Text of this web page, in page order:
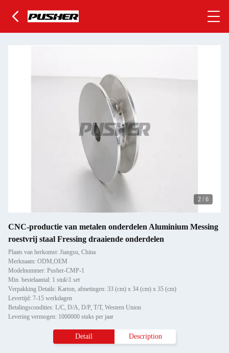
2 / 6
CNC-productie van metalen onderdelen Aluminium Messing
roestvrij staal Fressing draaiende onderdelen
Plaats van herkomst: Jiangsu, China
Merknaam: ODM,OEM
Modelnummer: Pusher-CMP-1
Min. bestelaantal: 1 stuk\1 set
Verpakking Details: Karton, afmetingen: 33 (cm) x 34 (cm) x 35 (cm)
Levertijd: 7-15 werkdagen
Betalingscondities: L/C, D/A, D/P, T/T, Western Union
Levering vermogen: 1000000 stuks per jaar
Detail Description